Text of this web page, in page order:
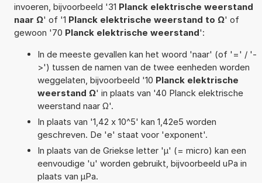
invoeren, bijvoorbeeld '31 Planck elektrische weerstand
naar Ω' of '1 Planck elektrische weerstand to Ω' of
gewoon '70 Planck elektrische weerstand':
In de meeste gevallen kan het woord 'naar' (of '=' / '-
>') tussen de namen van de twee eenheden worden
weggelaten, bijvoorbeeld '10 Planck elektrische
weerstand Ω' in plaats van '40 Planck elektrische
weerstand naar Ω'.
In plaats van '1,42 x 10^5' kan 1,42e5 worden
geschreven. De 'e' staat voor 'exponent'.
In plaats van de Griekse letter 'µ' (= micro) kan een
eenvoudige 'u' worden gebruikt, bijvoorbeeld uPa in
plaats van µPa.